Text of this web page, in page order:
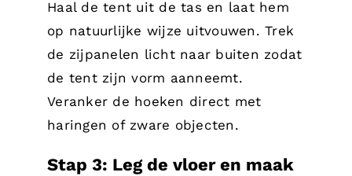
Haal de tent uit de tas en laat hem
op natuurlijke wijze uitvouwen. Trek
de zijpanelen licht naar buiten zodat
de tent zijn vorm aanneemt.
Veranker de hoeken direct met
haringen of zware objecten.
Stap 3: Leg de vloer en maak